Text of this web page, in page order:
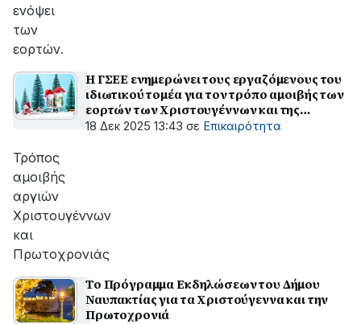
ενόψει
των
εορτών.
Η ΓΣΕΕ ενημερώνει τους εργαζόμενους του
ιδιωτικού τομέα για τον τρόπο αμοιβής των
εορτών των Χριστουγέννων και της
Πρωτοχρονιάς
18 Δεκ 2025 13:43 σε Επικαιρότητα
Τρόπος
αμοιβής
αργιών
Χριστουγέννων
και
Πρωτοχρονιάς
Το Πρόγραμμα Εκδηλώσεων του Δήμου
Ναυπακτίας για τα Χριστούγεννα και την
Πρωτοχρονιά